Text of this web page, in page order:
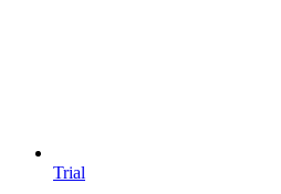
Trial